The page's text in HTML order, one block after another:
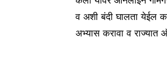
व अशी बंदी घालता येईल
अभ्यास करावा व राज्यात